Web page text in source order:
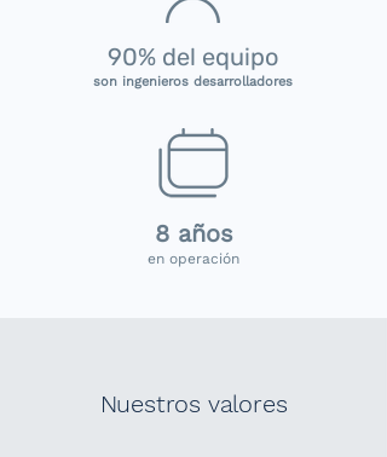
90% del equipo
son ingenieros desarrolladores
8 años
en operación
Nuestros valores